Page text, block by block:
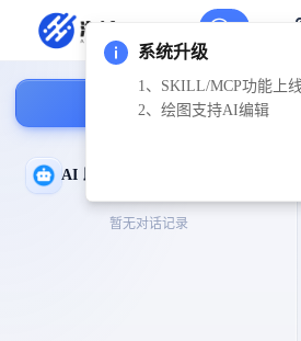
新建对话
AI 助手
暂无对话记录
系统升级
1、SKILL/MCP功能上
2、绘图支持AI编辑